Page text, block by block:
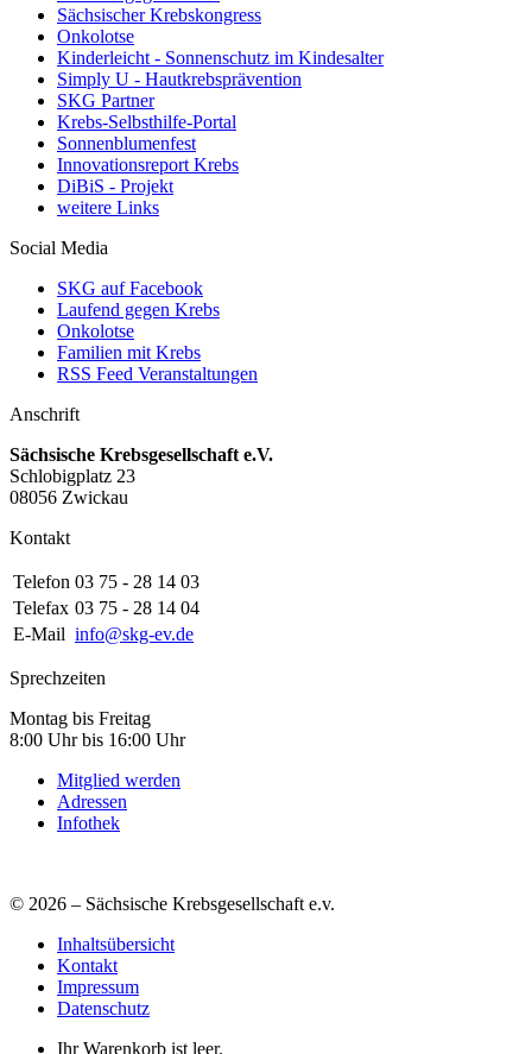
Sächsischer Krebskongress
Onkolotse
Kinderleicht - Sonnenschutz im Kindesalter
Simply U - Hautkrebsprävention
SKG Partner
Krebs-Selbsthilfe-Portal
Sonnenblumenfest
Innovationsreport Krebs
DiBiS - Projekt
weitere Links
Social Media
SKG auf Facebook
Laufend gegen Krebs
Onkolotse
Familien mit Krebs
RSS Feed Veranstaltungen
Anschrift
Sächsische Krebsgesellschaft e.V.
Schlobigplatz 23
08056 Zwickau
Kontakt
Telefon 03 75 - 28 14 03
Telefax 03 75 - 28 14 04
E-Mail info@skg-ev.de
Sprechzeiten
Montag bis Freitag
8:00 Uhr bis 16:00 Uhr
Mitglied werden
Adressen
Infothek
© 2026 – Sächsische Krebsgesellschaft e.v.
Inhaltsübersicht
Kontakt
Impressum
Datenschutz
Ihr Warenkorb ist leer.